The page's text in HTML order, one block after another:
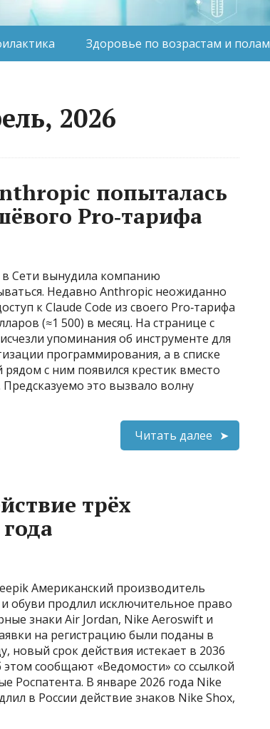
Здоровье по возрастам и полам
2026
попыталась
Pro‑тарифа
Сети вынудила компанию
Недавно Anthropic неожиданно
к Claude Code из своего Pro‑тарифа
(≈1 500) в месяц. На странице с
упоминания об инструменте для
программирования, а в списке
с ним появился крестик вместо
Предсказуемо это вызвало волну
Читать далее
трёх
Американский производитель
обуви продлил исключительное право
знаки Air Jordan, Nike Aeroswift и
на регистрацию были поданы в
новый срок действия истекает в 2036
этом сообщают «Ведомости» со ссылкой
Роспатента. В январе 2026 года Nike
в России действие знаков Nike Shox,